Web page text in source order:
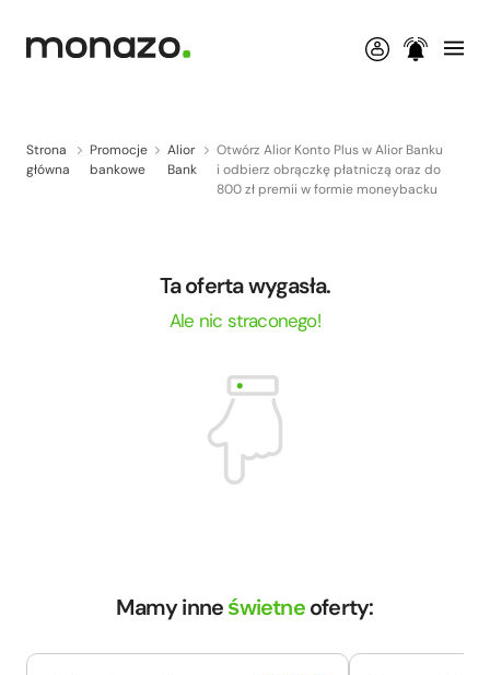
Strona
główna
Promocje
bankowe
Alior
Bank
Otwórz Alior Konto Plus w Alior Banku
i odbierz obrączkę płatniczą oraz do
800 zł premii w formie moneybacku
Ta oferta wygasła.
Ale nic straconego!
Mamy inneświetneoferty: